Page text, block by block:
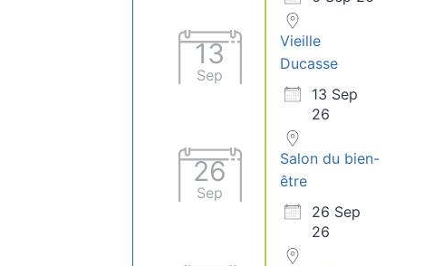
13
Sep
Vieille
Ducasse
13 Sep
26
26
Sep
Salon du bien-
être
26 Sep
26